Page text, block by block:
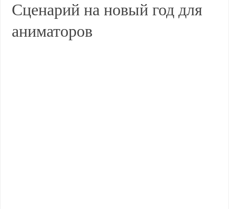
Сценарий на новый год для
аниматоров